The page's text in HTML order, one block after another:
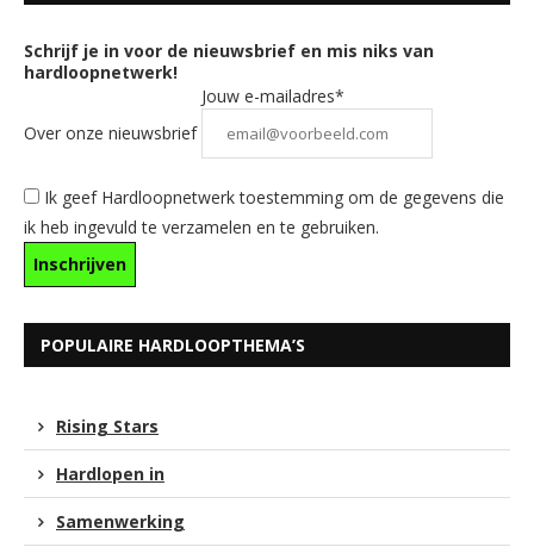
Schrijf je in voor de nieuwsbrief en mis niks van
hardloopnetwerk!
Over onze nieuwsbrief
Jouw e-mailadres*
Ik geef Hardloopnetwerk toestemming om de gegevens die
ik heb ingevuld te verzamelen en te gebruiken.
POPULAIRE HARDLOOPTHEMA’S
Rising Stars
Hardlopen in
Samenwerking